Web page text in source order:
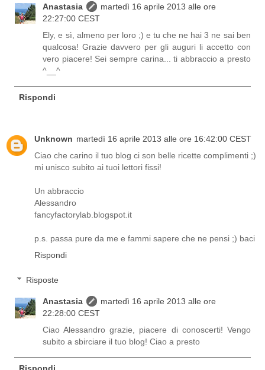
Anastasia
martedì 16 aprile 2013 alle ore
22:27:00 CEST
Ely, e sì, almeno per loro ;) e tu che ne hai 3 ne sai ben
qualcosa! Grazie davvero per gli auguri li accetto con
vero piacere! Sei sempre carina... ti abbraccio a presto
^__^
Rispondi
Unknown martedì 16 aprile 2013 alle ore 16:42:00 CEST
Ciao che carino il tuo blog ci son belle ricette complimenti ;)
mi unisco subito ai tuoi lettori fissi!
Un abbraccio
Alessandro
fancyfactorylab.blogspot.it
p.s. passa pure da me e fammi sapere che ne pensi ;) baci
Rispondi
Risposte
Anastasia
martedì 16 aprile 2013 alle ore
22:28:00 CEST
Ciao Alessandro grazie, piacere di conoscerti! Vengo
subito a sbirciare il tuo blog! Ciao a presto